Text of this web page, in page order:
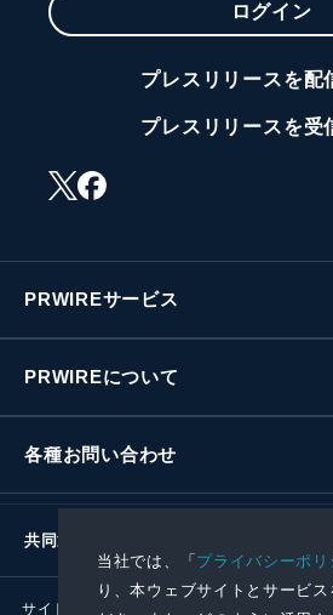
当社では、「プライバシーポリ
り、本ウェブサイトとサービ
ログイン
プレスリリースを配
プレスリリースを受
PRWIREサービス
PRWIREについて
各種お問い合わせ
共同通信社グループ
サイトポリシー プラ